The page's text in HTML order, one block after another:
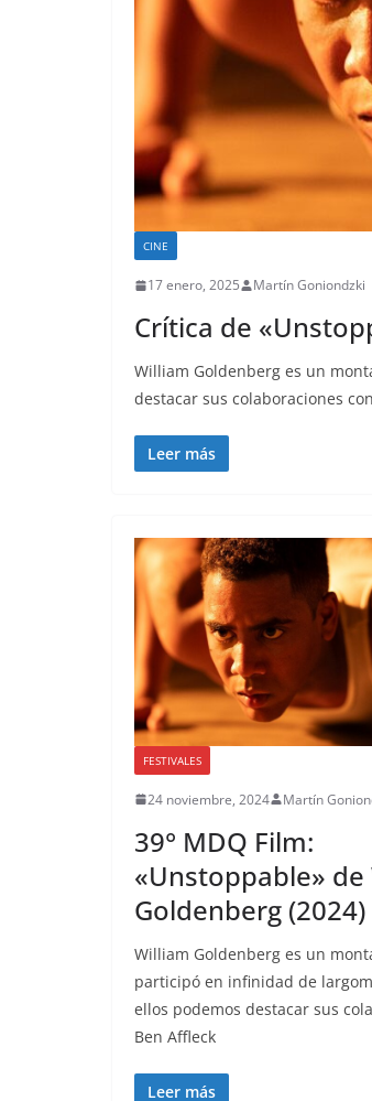
CINE
17 enero, 2025 Martín Goniondzki
Crítica de
William Goldenberg es un
destacar sus colaboraciones
Leer más
FESTIVALES
24 noviembre, 2024 Martín
39° MDQ Film:
«Unstoppable» de
Goldenberg (2024)
William Goldenberg es un
participó en infinidad de
ellos podemos destacar sus
Ben Affleck
Leer más